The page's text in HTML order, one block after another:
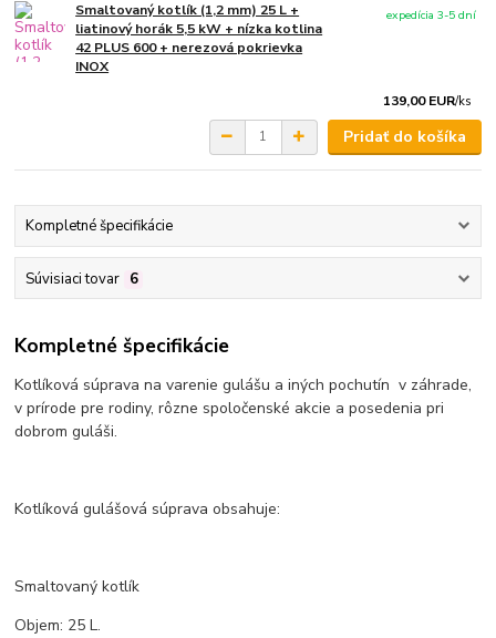
Smaltovaný kotlík (1,2 mm) 25 L +
liatinový horák 5,5 kW + nízka kotlina
42 PLUS 600 + nerezová pokrievka
INOX
139,00 EUR/ks
expedícia 3-5 dní
Pridať do košíka
Kompletné špecifikácie
Súvisiaci tovar 6
Kompletné špecifikácie
Kotlíková súprava na varenie gulášu a iných pochutín v záhrade,
v prírode pre rodiny, rôzne spoločenské akcie a posedenia pri
dobrom guláši.
Kotlíková gulášová súprava obsahuje:
Smaltovaný kotlík
Objem: 25 L.